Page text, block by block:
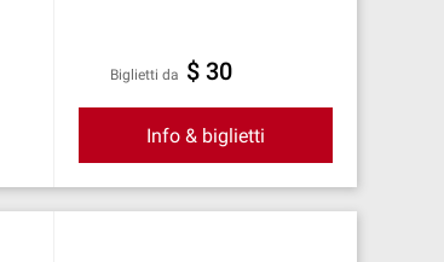
Biglietti da $ 30
Info & biglietti